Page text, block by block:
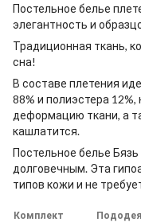
Постельное белье
элегантность и
Традиционная ткань,
сна!
В составе плетения
88% и полиэстера
деформацию ткани, а
кашлатится.
Постельное белье
долговечным. Эта
типов кожи и не
Комплект